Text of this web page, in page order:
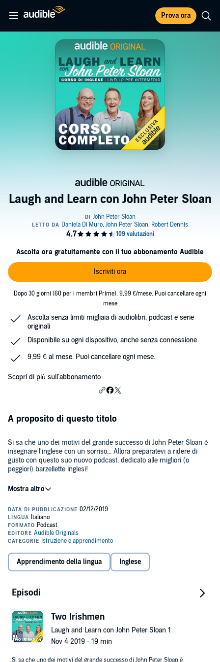
Prova ora
Laugh and Learn con John Peter Sloan
Ascolta ora gratuitamente con il tuo abbonamento Audible
Iscriviti ora
Dopo 30 giorni (60 per i membri Prime), 9,99 €/mese. Puoi cancellare ogni
mese
Ascolta senza limiti migliaia di audiolibri, podcast e serie
originali
Disponibile su ogni dispositivo, anche senza connessione
9,99 € al mese. Puoi cancellare ogni mese.
Scopri di più sull'abbonamento
A proposito di questo titolo
Si sa che uno dei motivi del grande successo di John Peter Sloan è
insegnare l'inglese con un sorriso... Allora preparatevi a ridere di
gusto con questo suo nuovo podcast, dedicato alle migliori (o
peggiori) barzellette inglesi!
Sempre in compagnia degli amatissimi Dany e Rob, questo corso è
"Listen and Learn", sempre qui su Audible.
©2019 Audible Originals (P)2019 Audible Studios
Apprendimento della lingua Inglese
Episodi
Two Irishmen
Laugh and Learn con John Peter Sloan 1
Nov 4 2019 · 19 min
Si sa che uno dei motivi del grande successo di John Peter Sloan è